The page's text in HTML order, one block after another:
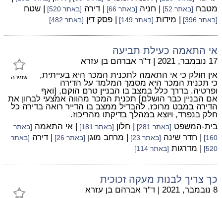
מטבח [באתר 52] | חניה [באתר 66] | דירה [באתר 520] | שטח
[באתר 396] | מידות [באתר 149] | פסק דין [באתר 482]
אי התאמה כעילת תביעה
שמירה
17 נובמבר, 2021 | ד"ר אברהם בן עזרא
אין חולק כי אי התאמה לתכנית המכר היא בעייתית,
כי תכנית המכר היא מסמך המלמד על הדירה
ופרטיה. בדרך כלל במצב בו הבניין טרם הוקם, [ואף
אם הבניין כבר הושלם] תכנית המכר מהווה אמצעי לבחון את
הדירה במבט מרוכז, להבדיל ממצב בו הדייר רואה בדירה כל
חלק בנפרד, ויוצא במהלך בדיקתו מהריכוז.
בית-המשפט [באתר 281] | חלון [באתר 181] | אי התאמה [באתר
160]
| חדר שינה [באתר 23] | מרחב מוגן [באתר 26] | דירה [באתר
520]
| מדרגות [באתר 114]
כך צריך לבנות מעקה זכוכית
8 נובמבר, 2021 | ד"ר אברהם בן עזרא